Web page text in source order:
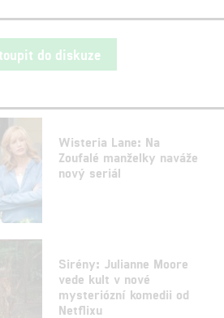
do diskuze
Wisteria Lane: Na
Zoufalé manželky naváže
nový seriál
Sirény: Julianne Moore
vede kult v nové
mysteriózní komedii od
Netflixu